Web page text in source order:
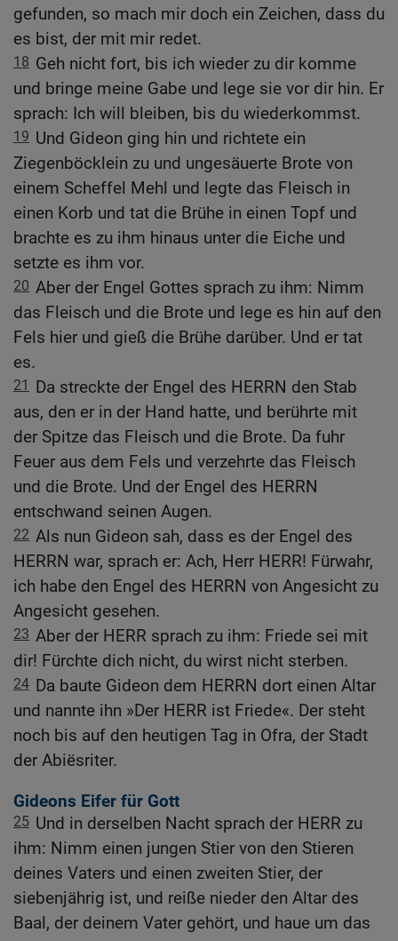
gefunden, so mach mir doch ein Zeichen, dass du
es bist, der mit mir redet.
18 Geh nicht fort, bis ich wieder zu dir komme
und bringe meine Gabe und lege sie vor dir hin. Er
sprach: Ich will bleiben, bis du wiederkommst.
19 Und Gideon ging hin und richtete ein
Ziegenböcklein zu und ungesäuerte Brote von
einem Scheffel Mehl und legte das Fleisch in
einen Korb und tat die Brühe in einen Topf und
brachte es zu ihm hinaus unter die Eiche und
setzte es ihm vor.
20 Aber der Engel Gottes sprach zu ihm: Nimm
das Fleisch und die Brote und lege es hin auf den
Fels hier und gieß die Brühe darüber. Und er tat
es.
21
Da streckte der Engel des HERRN den Stab
aus, den er in der Hand hatte, und berührte mit
der Spitze das Fleisch und die Brote. Da fuhr
Feuer aus dem Fels und verzehrte das Fleisch
und die Brote. Und der Engel des HERRN
entschwand seinen Augen.
22 Als nun Gideon sah, dass es der Engel des
HERRN war, sprach er: Ach, Herr HERR! Fürwahr,
ich habe den Engel des HERRN von Angesicht zu
Angesicht gesehen.
23 Aber der HERR sprach zu ihm: Friede sei mit
dir! Fürchte dich nicht, du wirst nicht sterben.
24 Da baute Gideon dem HERRN dort einen Altar
und nannte ihn »Der HERR ist Friede«. Der steht
noch bis auf den heutigen Tag in Ofra, der Stadt
der Abiësriter.
Gideons Eifer für Gott
25 Und in derselben Nacht sprach der HERR zu
ihm: Nimm einen jungen Stier von den Stieren
deines Vaters und einen zweiten Stier, der
siebenjährig ist, und reiße nieder den Altar des
Baal, der deinem Vater gehört, und haue um das